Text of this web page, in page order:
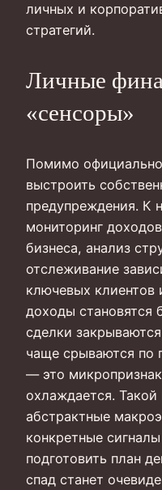
личных и
стратегий.
Личные
«сенсоры»
Помимо
выстроить
предупреждения. К
мониторинг
бизнеса, анализ
отслеживание
ключевых клиентов
доходы становятся
сделки
чаще срываются по
— это
охлаждается.
абстрактные
конкретные
подготовить план
спад станет